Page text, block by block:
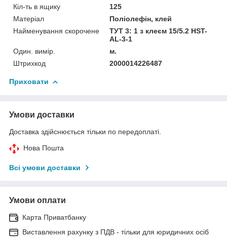
Кіл-ть в ящику
125
Матеріал
Поліолефін, клей
Найменування скорочене
ТУТ 3: 1 з клеєм 15/5.2 HST-
AL-3-1
Один. вимір.
м.
Штрихкод
2000014226487
Приховати
Умови доставки
Доставка здійснюється тільки по передоплаті.
Нова Пошта
Всі умови доставки
Умови оплати
Карта Приватбанку
Виставлення рахунку з ПДВ - тільки для юридичних осіб